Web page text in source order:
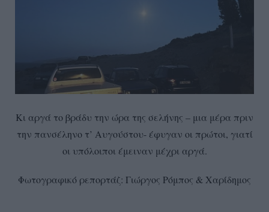
Κι αργά το βράδυ την ώρα της σελήνης – μια μέρα πριν
την πανσέληνο τ’ Αυγούστου- έφυγαν οι πρώτοι, γιατί
οι υπόλοιποι έμειναν μέχρι αργά.
Φωτογραφικό ρεπορτάζ: Γιώργος Ρόμπος & Χαρίδημος